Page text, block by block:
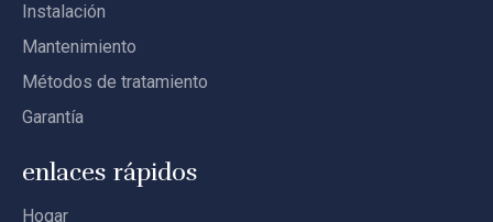
Instalación
Mantenimiento
Métodos de tratamiento
Garantía
enlaces rápidos
Hogar